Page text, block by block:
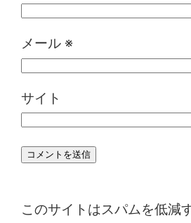
メール ※
サイト
このサイトはスパムを低減